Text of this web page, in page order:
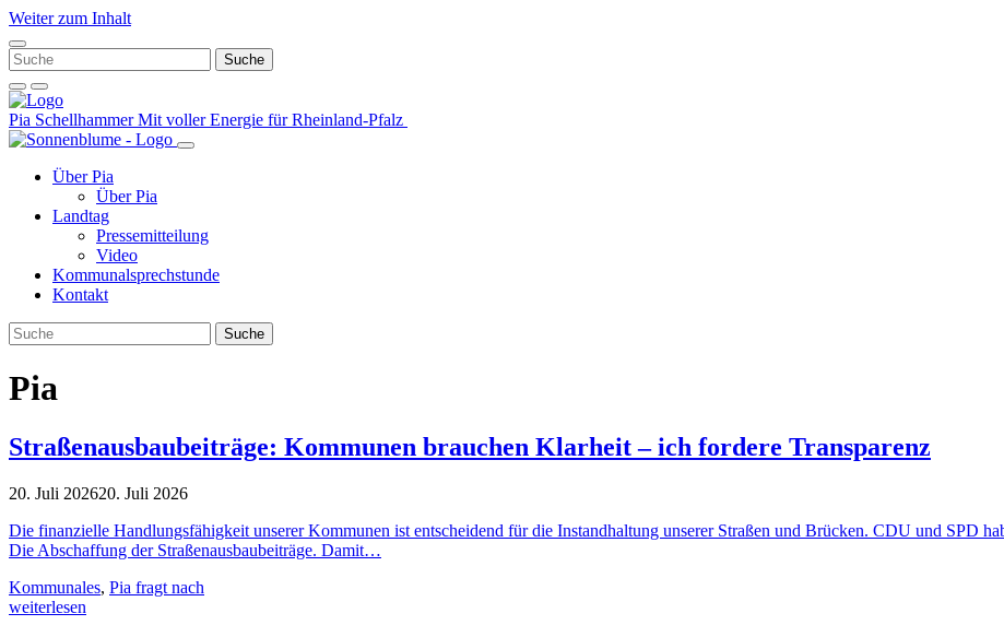
Weiter zum Inhalt
Pia SchellhammerMit voller Energie für Rheinland-Pfalz
Über Pia
Über Pia
Landtag
Pressemitteilung
Video
Kommunalsprechstunde
Kontakt
Pia
Straßenausbaubeiträge: Kommunen brauchen Klarheit – ich fordere Transparenz
20. Juli 202620. Juli 2026
Die finanzielle Handlungsfähigkeit unserer Kommunen ist entscheidend für die Instandhaltung unserer Straßen und Brücken. CDU und SPD
Die Abschaffung der Straßenausbaubeiträge. Damit…
Kommunales, Pia fragt nach
weiterlesen